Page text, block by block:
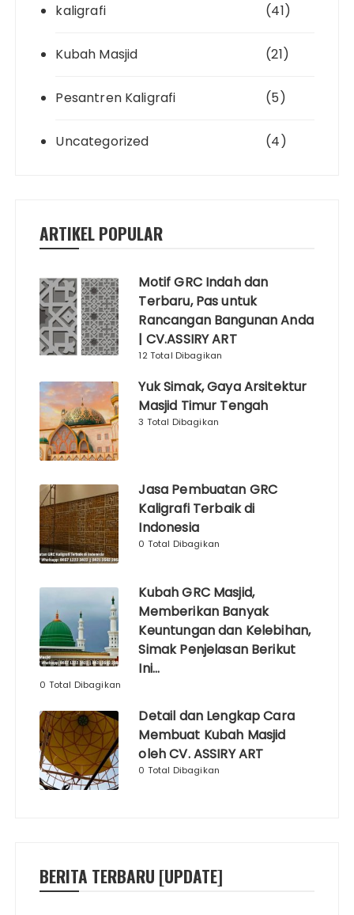
kaligrafi (41)
Kubah Masjid (21)
Pesantren Kaligrafi (5)
Uncategorized (4)
ARTIKEL POPULAR
Motif GRC Indah dan
Terbaru, Pas untuk
Rancangan Bangunan Anda
| CV.ASSIRY ART
12 Total Dibagikan
Yuk Simak, Gaya Arsitektur
Masjid Timur Tengah
3 Total Dibagikan
Jasa Pembuatan GRC
Kaligrafi Terbaik di
Indonesia
0 Total Dibagikan
Kubah GRC Masjid,
Memberikan Banyak
Keuntungan dan Kelebihan,
Simak Penjelasan Berikut
Ini…
0 Total Dibagikan
Detail dan Lengkap Cara
Membuat Kubah Masjid
oleh CV. ASSIRY ART
0 Total Dibagikan
BERITA TERBARU [UPDATE]